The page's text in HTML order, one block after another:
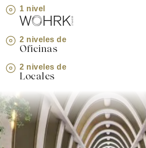
1 nivel
2 niveles de
Oficinas
2 niveles de
Locales